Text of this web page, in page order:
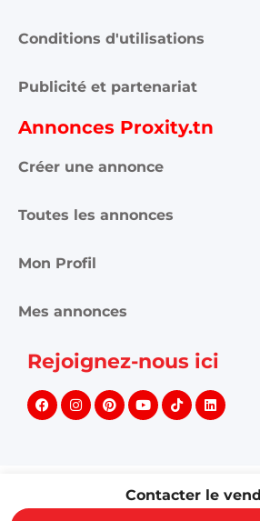
Contacter le
Conditions d'utilisations
Publicité et partenariat
Annonces Proxity.tn
Créer une annonce
Toutes les annonces
Mon Profil
Mes annonces
Rejoignez-nous ici
PROXITY. Tous